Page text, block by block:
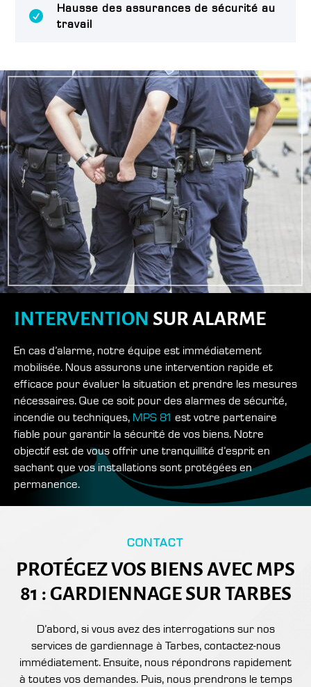

Hausse des assurances de sécurité au
travail
INTERVENTION SUR ALARME
En cas d’alarme, notre équipe est immédiatement
mobilisée. Nous assurons une intervention rapide et
efficace pour évaluer la situation et prendre les mesures
nécessaires. Que ce soit pour des alarmes de sécurité,
incendie ou techniques, MPS 81 est votre partenaire
fiable pour garantir la sécurité de vos biens. Notre
objectif est de vous offrir une tranquillité d’esprit en
sachant que vos installations sont protégées en
permanence.
CONTACT
PROTÉGEZ VOS BIENS AVEC MPS
81 : GARDIENNAGE SUR TARBES
D’abord, si vous avez des interrogations sur nos
services de gardiennage à Tarbes, contactez-nous
immédiatement. Ensuite, nous répondrons rapidement
à toutes vos demandes. Puis, nous prendrons le temps